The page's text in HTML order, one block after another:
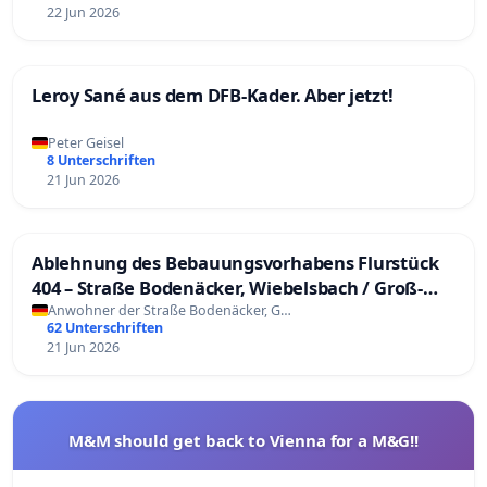
22 Jun 2026
Leroy Sané aus dem DFB-Kader. Aber jetzt!
Peter Geisel
8 Unterschriften
21 Jun 2026
Ablehnung des Bebauungsvorhabens Flurstück
404 – Straße Bodenäcker, Wiebelsbach / Groß-
Umstadt
Anwohner der Straße Bodenäcker, G…
62 Unterschriften
21 Jun 2026
M&M should get back to Vienna for a M&G!!